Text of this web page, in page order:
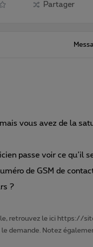
Partager
vous avez de la
passe voir ce qu’il
de GSM de
?
retrouvez le ici https://
demande. Notez